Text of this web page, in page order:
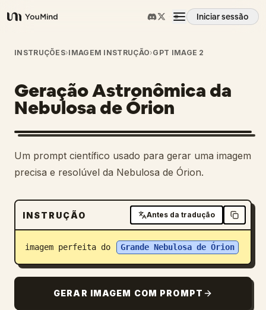
YouMind
Iniciar sessão
Visão geral
Casos de uso
Habilidades
Prompts
Preços
Transferir
Blogue
INSTRUÇÕES›IMAGEM INSTRUÇÃO›GPT IMAGE 2
Geração Astronômica da
Nebulosa de Órion
Um prompt científico usado para gerar uma imagem
precisa e resolúvel da Nebulosa de Órion.
INSTRUÇÃO Antes da tradução
imagem perfeita do Grande Nebulosa de Órion
GERAR IMAGEM COM PROMPT